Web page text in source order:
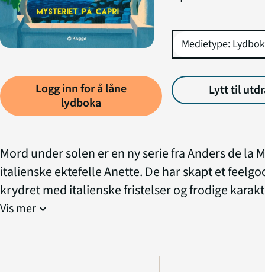
Logg inn for å låne
lydboka
Lytt til
Mord under solen er en ny serie fra Anders de la
italienske ektefelle Anette. De har skapt et
krydret med italienske fristelser og frodige
noen mystiske tildragelser rundt reisebyrået
Vis mer expand_more